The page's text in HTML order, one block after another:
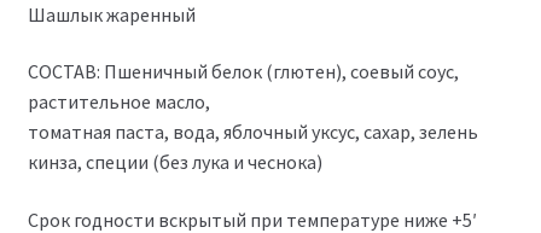
Шашлык жаренный
СОСТАВ: Пшеничный белок (глютен), соевый соус,
растительное масло,
томатная паста, вода, яблочный уксус, сахар, зелень
кинза, специи (без лука и чеснока)
Срок годности вскрытый при температуре ниже +5′